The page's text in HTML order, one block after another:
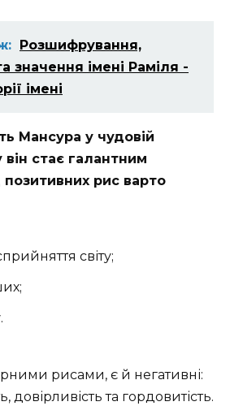
Розшифрування,
значення імені Раміля -
імені
Мансура у чудовій
стає галантним
рис варто
світу;
рисами, є й негативні:
довірливість та гордовитість.